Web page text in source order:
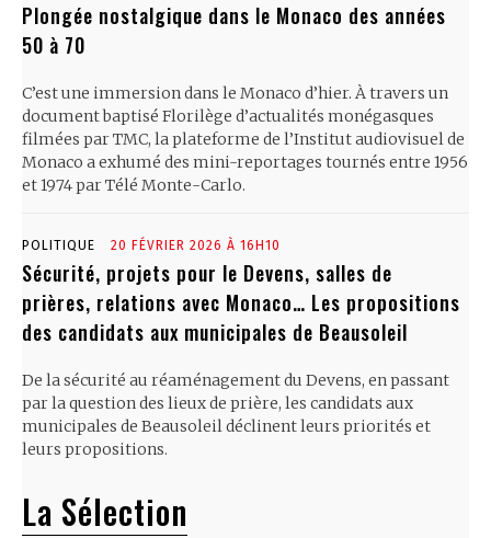
Plongée nostalgique dans le Monaco des années
50 à 70
C’est une immersion dans le Monaco d’hier. À travers un
document baptisé Florilège d’actualités monégasques
filmées par TMC, la plateforme de l’Institut audiovisuel de
Monaco a exhumé des mini-reportages tournés entre 1956
et 1974 par Télé Monte-Carlo.
POLITIQUE 20 FÉVRIER 2026 À 16H10
Sécurité, projets pour le Devens, salles de
prières, relations avec Monaco… Les propositions
des candidats aux municipales de Beausoleil
De la sécurité au réaménagement du Devens, en passant
par la question des lieux de prière, les candidats aux
municipales de Beausoleil déclinent leurs priorités et
leurs propositions.
La Sélection